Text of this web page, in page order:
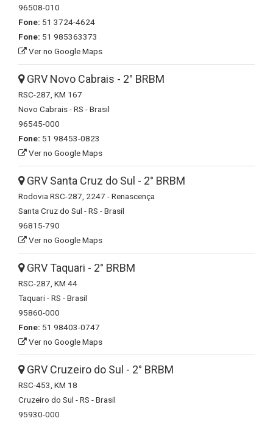
96508-010
Fone: 51 3724-4624
Fone: 51 985363373
Ver no Google Maps
GRV Novo Cabrais - 2° BRBM
RSC-287, KM 167
Novo Cabrais - RS - Brasil
96545-000
Fone: 51 98453-0823
Ver no Google Maps
GRV Santa Cruz do Sul - 2° BRBM
Rodovia RSC-287, 2247 - Renascença
Santa Cruz do Sul - RS - Brasil
96815-790
Ver no Google Maps
GRV Taquari - 2° BRBM
RSC-287, KM 44
Taquari - RS - Brasil
95860-000
Fone: 51 98403-0747
Ver no Google Maps
GRV Cruzeiro do Sul - 2° BRBM
RSC-453, KM 18
Cruzeiro do Sul - RS - Brasil
95930-000